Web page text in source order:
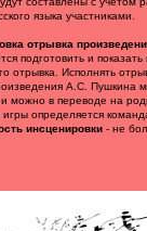
языка участниками.
отрывка
подготовить и
отрывка. Исполнять
А.С. Пушкина
и можно в переводе на
определяется
инсценировки - не